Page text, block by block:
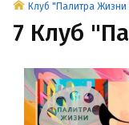
Клуб "Палитра Жизни
7 Клуб